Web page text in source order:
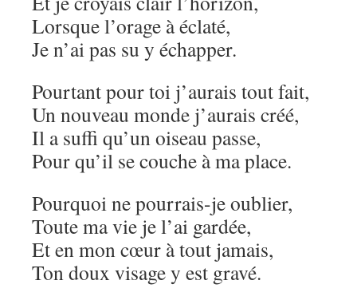
Lorsque l’orage à éclaté,
Je n’ai pas su y échapper.
Pourtant pour toi j’aurais tout fait,
Un nouveau monde j’aurais créé,
Il a suffi qu’un oiseau passe,
Pour qu’il se couche à ma place.
Pourquoi ne pourrais-je oublier,
Toute ma vie je l’ai gardée,
Et en mon cœur à tout jamais,
Ton doux visage y est gravé.